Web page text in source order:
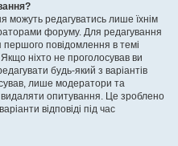
можуть редагуватись лише їхнім
форуму. Для редагування
повідомлення в темі
ніхто не проголосував ви
будь-який з варіантів
лише модератори та
опитування. Це зроблено
відповіді під час